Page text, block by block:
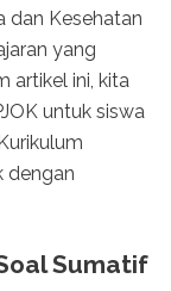
dan Kesehatan
yang
artikel ini, kita
untuk siswa
dengan
Sumatif